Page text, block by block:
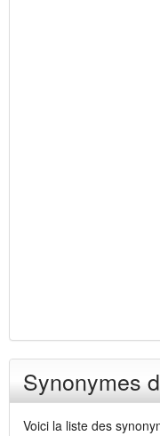
Synonymes
Voici la liste des